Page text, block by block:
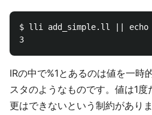
$ lli add_simple.ll || echo
IRの中で%1とあるのは値を一時
スタのようなものです。値は1
更はできないという制約があり